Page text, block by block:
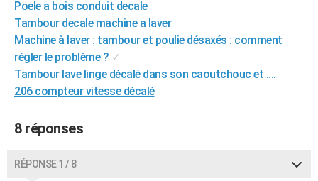
Poele a bois conduit decale
Tambour decale machine a laver
Machine à laver : tambour et poulie désaxés : comment
régler le problème ? ✓
Tambour lave linge décalé dans son caoutchouc et ....
206 compteur vitesse décalé
8 réponses
RÉPONSE 1 / 8